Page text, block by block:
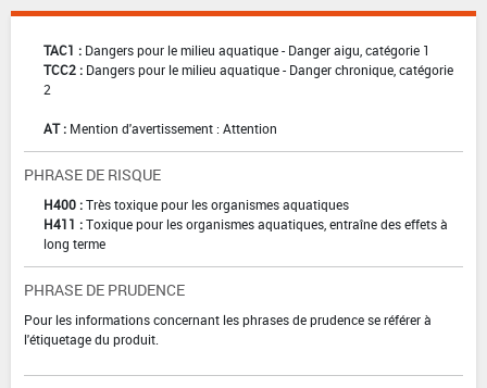
TAC1 : Dangers pour le milieu aquatique - Danger aigu, catégorie 1
TCC2 : Dangers pour le milieu aquatique - Danger chronique, catégorie
2
AT : Mention d'avertissement : Attention
PHRASE DE RISQUE
H400 :Très toxique pour les organismes aquatiques
H411 :Toxique pour les organismes aquatiques, entraîne des effets à
long terme
PHRASE DE PRUDENCE
Pour les informations concernant les phrases de prudence se référer à
l'étiquetage du produit.